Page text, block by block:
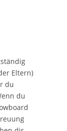
Eltern)
du
du